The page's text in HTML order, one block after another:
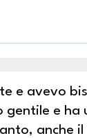
e avevo
e ha
anche